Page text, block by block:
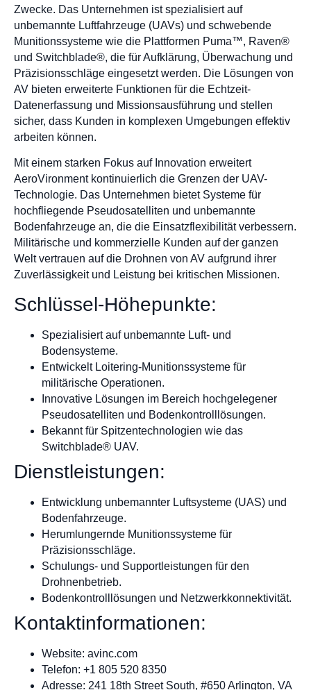
Zwecke. Das Unternehmen ist spezialisiert auf
unbemannte Luftfahrzeuge (UAVs) und schwebende
Munitionssysteme wie die Plattformen Puma™, Raven®
und Switchblade®, die für Aufklärung, Überwachung und
Präzisionsschläge eingesetzt werden. Die Lösungen von
AV bieten erweiterte Funktionen für die Echtzeit-
Datenerfassung und Missionsausführung und stellen
sicher, dass Kunden in komplexen Umgebungen effektiv
arbeiten können.
Mit einem starken Fokus auf Innovation erweitert
AeroVironment kontinuierlich die Grenzen der UAV-
Technologie. Das Unternehmen bietet Systeme für
hochfliegende Pseudosatelliten und unbemannte
Bodenfahrzeuge an, die die Einsatzflexibilität verbessern.
Militärische und kommerzielle Kunden auf der ganzen
Welt vertrauen auf die Drohnen von AV aufgrund ihrer
Zuverlässigkeit und Leistung bei kritischen Missionen.
Schlüssel-Höhepunkte:
Spezialisiert auf unbemannte Luft- und
Bodensysteme.
Entwickelt Loitering-Munitionssysteme für
militärische Operationen.
Innovative Lösungen im Bereich hochgelegener
Pseudosatelliten und Bodenkontrolllösungen.
Bekannt für Spitzentechnologien wie das
Switchblade® UAV.
Dienstleistungen:
Entwicklung unbemannter Luftsysteme (UAS) und
Bodenfahrzeuge.
Herumlungernde Munitionssysteme für
Präzisionsschläge.
Schulungs- und Supportleistungen für den
Drohnenbetrieb.
Bodenkontrolllösungen und Netzwerkkonnektivität.
Kontaktinformationen:
Website: avinc.com
Telefon: +1 805 520 8350
Adresse: 241 18th Street South, #650 Arlington, VA